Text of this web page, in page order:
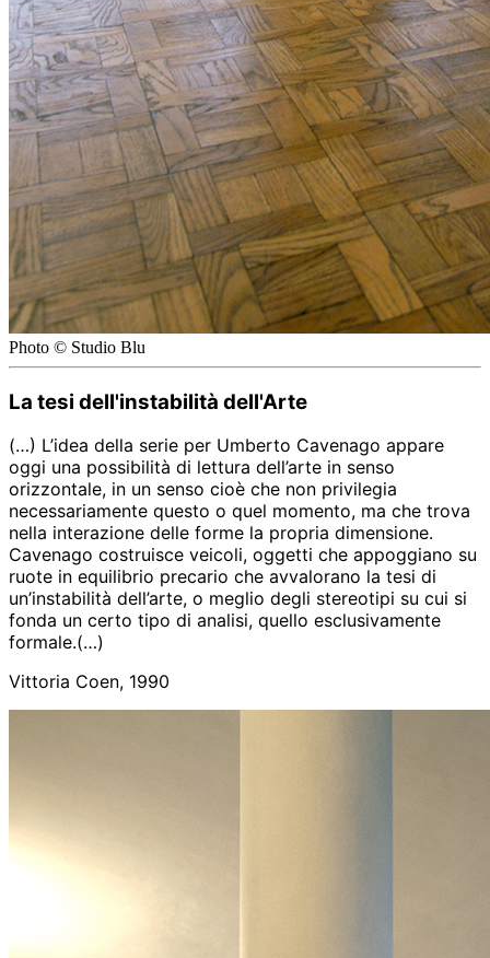
Photo © Studio Blu
La tesi dell'instabilità dell'Arte
(…) L’idea della serie per Umberto Cavenago appare
oggi una possibilità di lettura dell’arte in senso
orizzontale, in un senso cioè che non privilegia
necessariamente questo o quel momento, ma che trova
nella interazione delle forme la propria dimensione.
Cavenago costruisce veicoli, oggetti che appoggiano su
ruote in equilibrio precario che avvalorano la tesi di
un’instabilità dell’arte, o meglio degli stereotipi su cui si
fonda un certo tipo di analisi, quello esclusivamente
formale.(…)
Vittoria Coen, 1990